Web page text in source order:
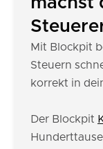
Mit Blockpit
Steuern
korrekt in
Der Blockpit